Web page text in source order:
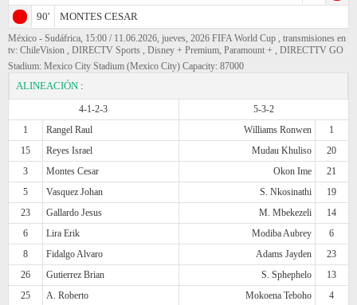
90'
MONTES CESAR
México - Sudáfrica, 15:00 / 11.06.2026, jueves, 2026 FIFA World Cup , transmisiones en
tv: ChileVision , DIRECTV Sports , Disney + Premium, Paramount + , DIRECTTV GO
Stadium: Mexico City Stadium (Mexico City) Capacity: 87000
ALINEACIÓN :
4-1-2-3
5-3-2
1
Rangel Raul Williams Ronwen
1
15
Reyes Israel Mudau Khuliso
20
3
Montes Cesar Okon Ime
21
5
Vasquez Johan S. Nkosinathi
19
23
Gallardo Jesus M. Mbekezeli
14
6
Lira Erik Modiba Aubrey
6
8
Fidalgo Alvaro Adams Jayden
23
26
Gutierrez Brian S. Sphephelo
13
25
A. Roberto Mokoena Teboho
4